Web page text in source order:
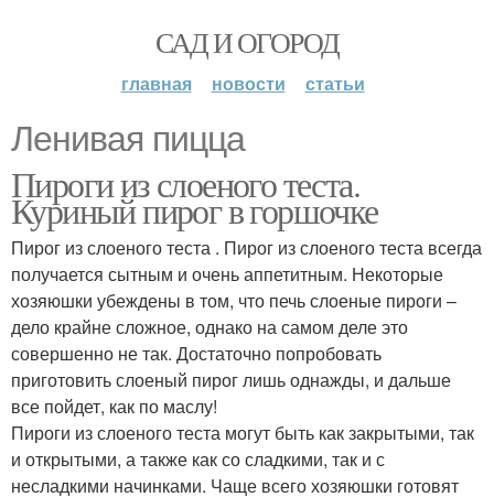
САД И ОГОРОД
главная новости статьи
Ленивая пицца
Пироги из слоеного теста.
Куриный пирог в горшочке
Пирог из слоеного теста . Пирог из слоеного теста всегда
получается сытным и очень аппетитным. Некоторые
хозяюшки убеждены в том, что печь слоеные пироги –
дело крайне сложное, однако на самом деле это
совершенно не так. Достаточно попробовать
приготовить слоеный пирог лишь однажды, и дальше
все пойдет, как по маслу!
Пироги из слоеного теста могут быть как закрытыми, так
и открытыми, а также как со сладкими, так и с
несладкими начинками. Чаще всего хозяюшки готовят